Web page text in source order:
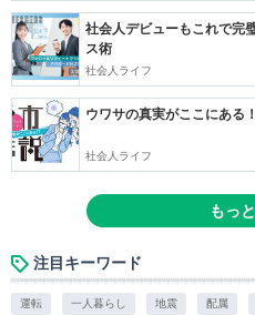
社会人デビューもこれで
ス術
社会人ライフ
ウワサの真実がここにあ
社会人ライフ
もっ
注目キーワード
運転 一人暮らし 地震 配属